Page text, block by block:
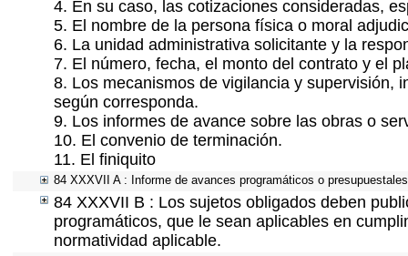
4. En su caso, las cotizaciones consideradas,
5. El nombre de la persona física o moral
6. La unidad administrativa solicitante y la
7. El número, fecha, el monto del contrato y el
8. Los mecanismos de vigilancia y supervisión,
según corresponda.
9. Los informes de avance sobre las obras o
10. El convenio de terminación.
11. El finiquito
84 XXXVII A : Informe de avances programáticos o
84 XXXVII B : Los sujetos obligados deben
programáticos, que le sean aplicables en
normatividad aplicable.